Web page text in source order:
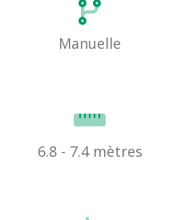
Manuelle
6.8 - 7.4 mètres